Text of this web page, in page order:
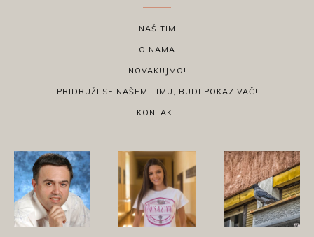
NAŠ TIM
O NAMA
NOVAKUJMO!
PRIDRUŽI SE NAŠEM TIMU, BUDI POKAZIVAČ!
KONTAKT